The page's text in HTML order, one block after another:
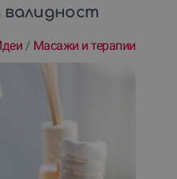
валидност
/ Масажи и терапии